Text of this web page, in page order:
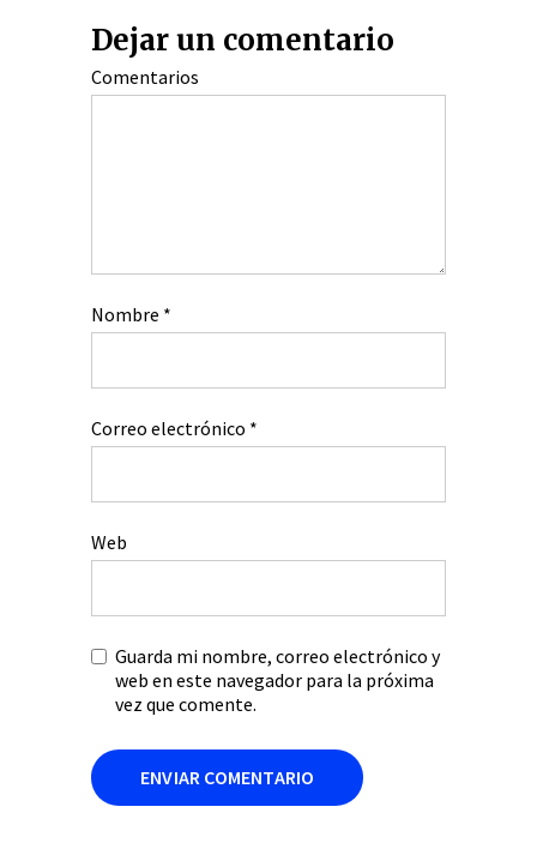
Dejar un comentario
Comentarios
Nombre *
Correo electrónico *
Web
Guarda mi nombre, correo electrónico y
web en este navegador para la próxima
vez que comente.